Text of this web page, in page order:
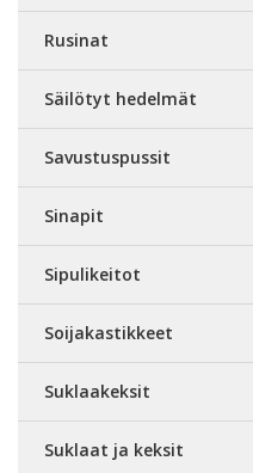
Rusinat
Säilötyt hedelmät
Savustuspussit
Sinapit
Sipulikeitot
Soijakastikkeet
Suklaakeksit
Suklaat ja keksit